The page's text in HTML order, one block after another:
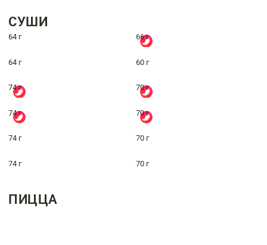
СУШИ
64 г 66 г
64 г 60 г
74 г 70 г
74 г 70 г
74 г 70 г
74 г 70 г
ПИЦЦА